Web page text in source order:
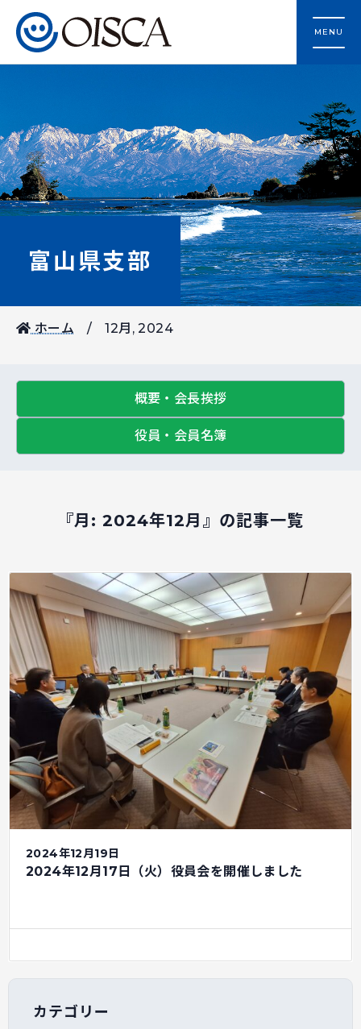
MENU
富山県支部
ホーム 12月, 2024
概要・会長挨拶
役員・会員名簿
『月: 2024年12月 』の記事一覧
2024年12月19日
2024年12月17日（火）役員会を開催しました
カテゴリー